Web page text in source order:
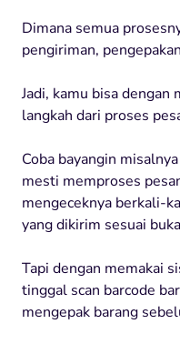
Dimana semua
pengiriman,
Jadi, kamu bisa
langkah dari proses
Coba bayangin
mesti memproses
mengeceknya berkali-
yang dikirim sesuai
Tapi dengan memakai
tinggal scan barcode
mengepak barang